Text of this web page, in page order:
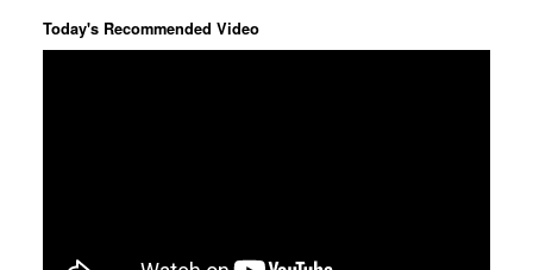
Today's Recommended Video